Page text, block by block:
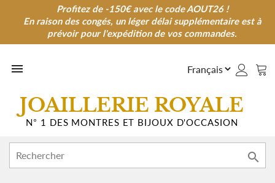
Profitez de -150€ avec le code AOUT26 !
En raison des congés, un léger délai supplémentaire est à
prévoir pour l'expédition de vos commandes.
Profitez de -150€ avec le code AOUT26 !
En raison des congés, un léger délai supplémentaire est à
prévoir pour l'expédition de vos commandes.

JOAILLERIE ROYALE
N° 1 DES MONTRES ET BIJOUX D'OCCASION
